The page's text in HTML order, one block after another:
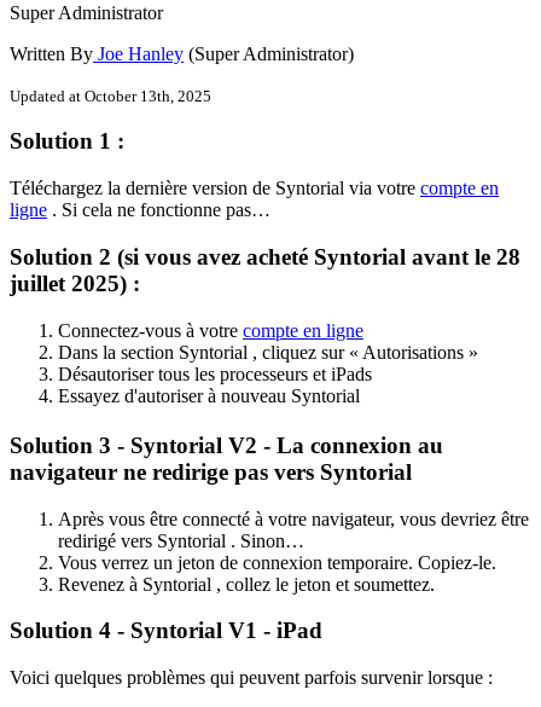
Super Administrator
Written By Joe Hanley (Super Administrator)
Updated at October 13th, 2025
Solution 1 :
Téléchargez la dernière version de Syntorial via votre compte en
ligne . Si cela ne fonctionne pas…
Solution 2 (si vous avez acheté Syntorial avant le 28
juillet 2025) :
Connectez-vous à votre compte en ligne
Dans la section Syntorial , cliquez sur « Autorisations »
Désautoriser tous les processeurs et iPads
Essayez d'autoriser à nouveau Syntorial
Solution 3 - Syntorial V2 - La connexion au
navigateur ne redirige pas vers Syntorial
Après vous être connecté à votre navigateur, vous devriez être
redirigé vers Syntorial . Sinon…
Vous verrez un jeton de connexion temporaire. Copiez-le.
Revenez à Syntorial , collez le jeton et soumettez.
Solution 4 - Syntorial V1 - iPad
Voici quelques problèmes qui peuvent parfois survenir lorsque :